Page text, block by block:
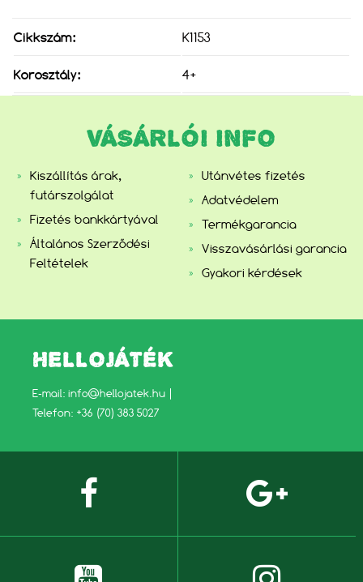
Cikkszám: K1153
Korosztály: 4+
VÁSÁRLÓI INFO
Kiszállítás árak,
futárszolgálat
Fizetés bankkártyával
Általános Szerződési
Feltételek
Utánvétes fizetés
Adatvédelem
Termékgarancia
Visszavásárlási garancia
Gyakori kérdések
HELLOJÁTÉK
E-mail: info@hellojatek.hu
Telefon: +36 (70) 383 5027